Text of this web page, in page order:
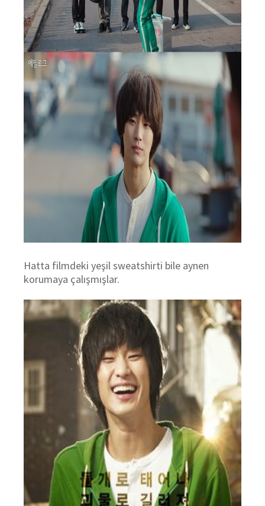
Hatta filmdeki yeşil sweatshirti bile aynen
korumaya çalışmışlar.